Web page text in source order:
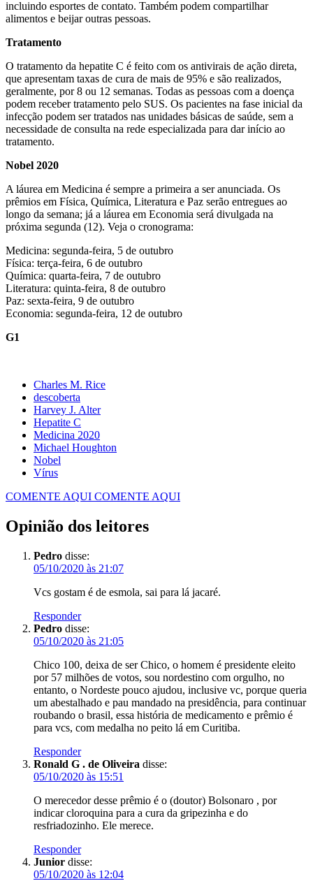
incluindo esportes de contato. Também podem compartilhar
alimentos e beijar outras pessoas.
Tratamento
O tratamento da hepatite C é feito com os antivirais de ação direta,
que apresentam taxas de cura de mais de 95% e são realizados,
geralmente, por 8 ou 12 semanas. Todas as pessoas com a doença
podem receber tratamento pelo SUS. Os pacientes na fase inicial da
infecção podem ser tratados nas unidades básicas de saúde, sem a
necessidade de consulta na rede especializada para dar início ao
tratamento.
Nobel 2020
A láurea em Medicina é sempre a primeira a ser anunciada. Os
prêmios em Física, Química, Literatura e Paz serão entregues ao
longo da semana; já a láurea em Economia será divulgada na
próxima segunda (12). Veja o cronograma:
Medicina: segunda-feira, 5 de outubro
Física: terça-feira, 6 de outubro
Química: quarta-feira, 7 de outubro
Literatura: quinta-feira, 8 de outubro
Paz: sexta-feira, 9 de outubro
Economia: segunda-feira, 12 de outubro
G1
Charles M. Rice
descoberta
Harvey J. Alter
Hepatite C
Medicina 2020
Michael Houghton
Nobel
Vírus
COMENTE AQUI COMENTE AQUI
Opinião dos leitores
Pedro disse:
05/10/2020 às 21:07
Vcs gostam é de esmola, sai para lá jacaré.
Responder
Pedro disse:
05/10/2020 às 21:05
Chico 100, deixa de ser Chico, o homem é presidente eleito
por 57 milhões de votos, sou nordestino com orgulho, no
entanto, o Nordeste pouco ajudou, inclusive vc, porque queria
um abestalhado e pau mandado na presidência, para continuar
roubando o brasil, essa história de medicamento e prêmio é
para vcs, com medalha no peito lá em Curitiba.
Responder
Ronald G . de Oliveira disse:
05/10/2020 às 15:51
O merecedor desse prêmio é o (doutor) Bolsonaro , por
indicar cloroquina para a cura da gripezinha e do
resfriadozinho. Ele merece.
Responder
Junior disse:
05/10/2020 às 12:04